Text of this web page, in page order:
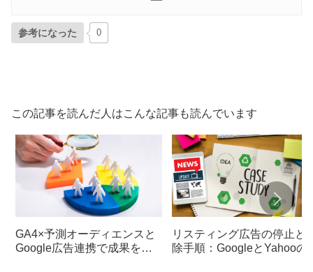
参考になった 0
この記事を読んだ人はこんな記事も読んでいます
GA4×予測オーディエンスと
Google広告連携で成果を高
リスティング広告の停止と
除手順：GoogleとYahooの